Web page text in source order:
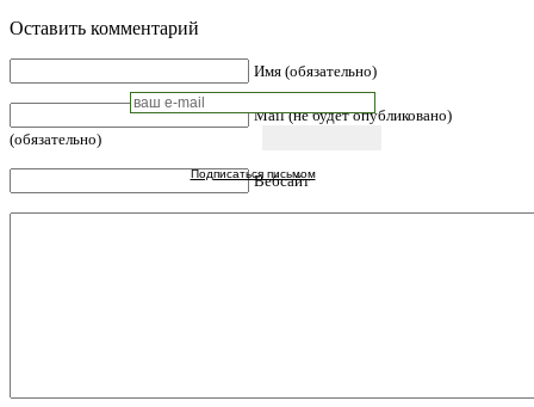
Подписаться письмом
Оставить комментарий
Имя (обязательно)
Mail (не будет опубликовано)
(обязательно)
Вебсайт